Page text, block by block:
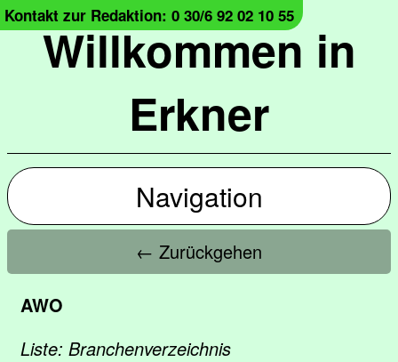
Willkommen in
Erkner
Kontakt zur Redaktion: 0 30/6 92 02 10 55
Navigation
← Zurückgehen
AWO
Liste: Branchenverzeichnis